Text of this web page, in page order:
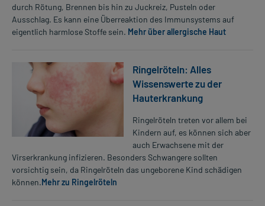
durch Rötung, Brennen bis hin zu Juckreiz, Pusteln oder
Ausschlag. Es kann eine Überreaktion des Immunsystems auf
eigentlich harmlose Stoffe sein. Mehr über allergische Haut
Ringelröteln: Alles
Wissenswerte zu der
Hauterkrankung
Ringelröteln treten vor allem bei
Kindern auf, es können sich aber
auch Erwachsene mit der
Virserkrankung infizieren. Besonders Schwangere sollten
vorsichtig sein, da Ringelröteln das ungeborene Kind schädigen
können.Mehr zu Ringelröteln